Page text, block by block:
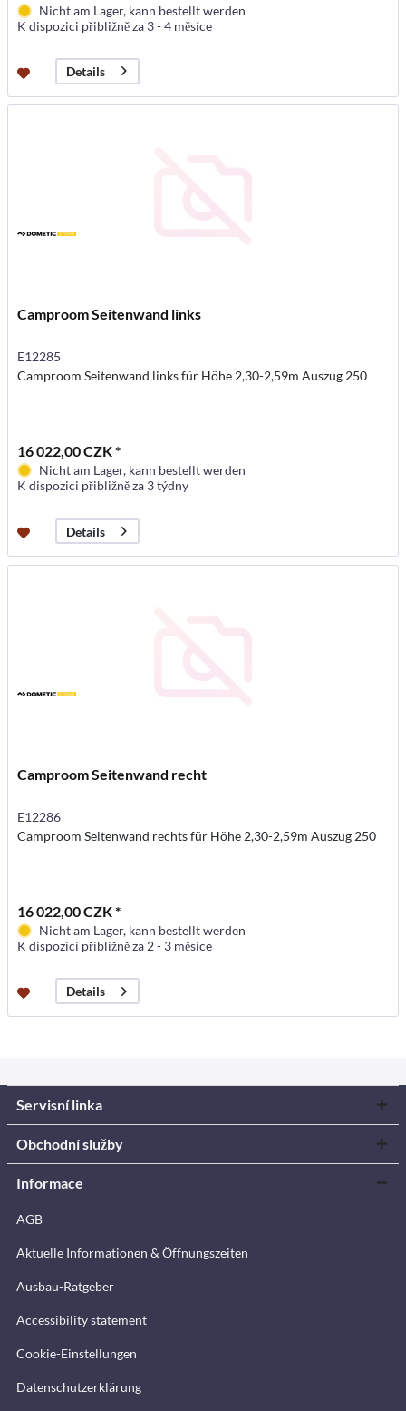
Nicht am Lager, kann bestellt werden
K dispozici přibližně za 3 - 4 měsíce
Details
Camproom Seitenwand links
E12285
Camproom Seitenwand links für Höhe 2,30-2,59m Auszug 250
16 022,00 CZK *
Nicht am Lager, kann bestellt werden
K dispozici přibližně za 3 týdny
Details
Camproom Seitenwand recht
E12286
Camproom Seitenwand rechts für Höhe 2,30-2,59m Auszug 250
16 022,00 CZK *
Nicht am Lager, kann bestellt werden
K dispozici přibližně za 2 - 3 měsíce
Details
Servisní linka
Obchodní služby
Informace
AGB
Aktuelle Informationen & Öffnungszeiten
Ausbau-Ratgeber
Accessibility statement
Cookie-Einstellungen
Datenschutzerklärung